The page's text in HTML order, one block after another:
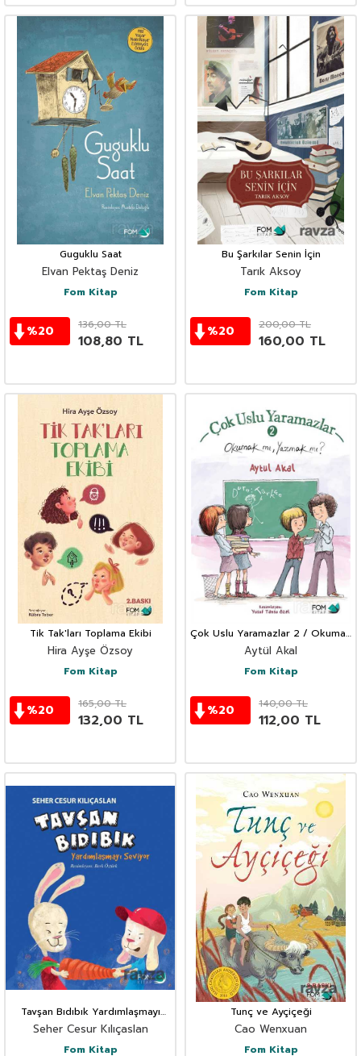
Guguklu Saat
Elvan Pektaş Deniz
Fom Kitap
%20 136,00TL
108,80 TL
Bu Şarkılar Senin İçin
Tarık Aksoy
Fom Kitap
%20 200,00TL
160,00 TL
Tik Tak'ları Toplama Ekibi
Hira Ayşe Özsoy
Fom Kitap
%20 165,00TL
132,00 TL
Çok Uslu Yaramazlar 2 / Okumak
mı, Yazmak mı?
Aytül Akal
Fom Kitap
%20 140,00TL
112,00 TL
Tavşan Bıdıbık Yardımlaşmayı
Seviyor
Seher Cesur Kılıçaslan
Fom Kitap
Tunç ve Ayçiçeği
Cao Wenxuan
Fom Kitap